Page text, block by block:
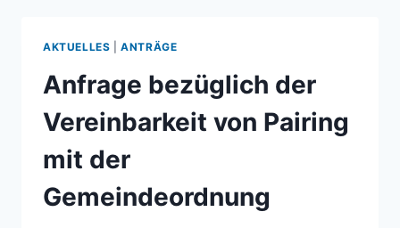
AKTUELLES |ANTRÄGE
Anfrage bezüglich der
Vereinbarkeit von Pairing
mit der
Gemeindeordnung